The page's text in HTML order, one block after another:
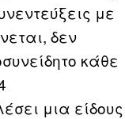
με
δεν
κάθε
μια είδους